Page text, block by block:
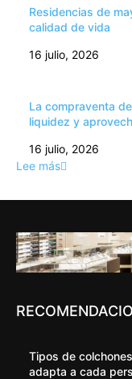
Residencias de
calidad de vida
16 julio, 2026
La compraventa
liquidez y
16 julio, 2026
Lee más
Tipos de
adapta a cada